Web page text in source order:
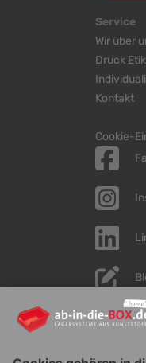
Service
Wir über
Druck
Kontakt
Cookie-